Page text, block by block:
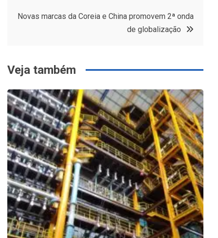
Post
Novas marcas da Coreia e China promovem 2ª onda
de globalização
Veja também